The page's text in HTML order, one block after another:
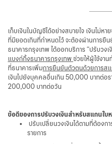
นักลงทุนสัมพันธ์
เกี่ยวกับธนาคารกรุงเทพ
日本語
เก็บเงินในบัญชีได้อย่างสบายใจ เงินไม่ห
ที่มียอดเกินที่กำหนดไว้ จะต้องผ่านการยื
ธนาคารกรุงเทพ ได้ออกบริการ “ปรับวง
แบงก์กิ้งธนาคารกรุงเทพ ช่วยให้ผู้ใช้งา
ที่ธนาคารเพิ่มการยืนยันตัวตนด้วยการส
เงินไปยังบุคคลอื่นเกิน 50,000 บาทต่อร
200,000 บาทต่อวัน
ข้อดีของการปรับวงเงินสำหรับสแกนใบ
ปรับเปลี่ยนวงเงินได้ตามที่ต้อง
รายการ